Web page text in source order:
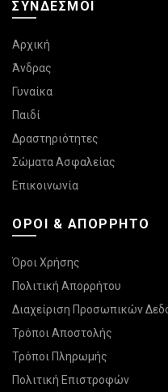
ΣΎΝΔΕΣΜΟΙ
Αρχική
Άνδρας
Γυναίκα
Παιδί
Δραστηριότητες
Σώματα Ασφαλείας
Επικοινωνία
ΌΡΟΙ & ΑΠΌΡΡΗΤΟ
Όροι Χρήσης
Πολιτική Απορρήτου
Διαχείριση Προσωπικών
Τρόποι Αποστολής
Τρόποι Πληρωμής
Πολιτική Επιστροφών